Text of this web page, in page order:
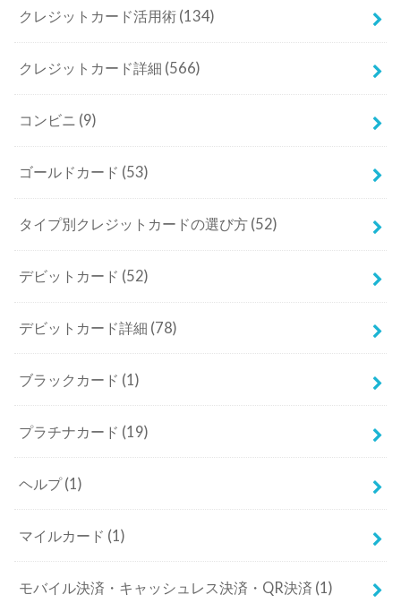
クレジットカード活用術 (134)
クレジットカード詳細 (566)
コンビニ (9)
ゴールドカード (53)
タイプ別クレジットカードの選び方 (52)
デビットカード (52)
デビットカード詳細 (78)
ブラックカード (1)
プラチナカード (19)
ヘルプ(1)
マイルカード (1)
モバイル決済・キャッシュレス決済・QR決済 (1)